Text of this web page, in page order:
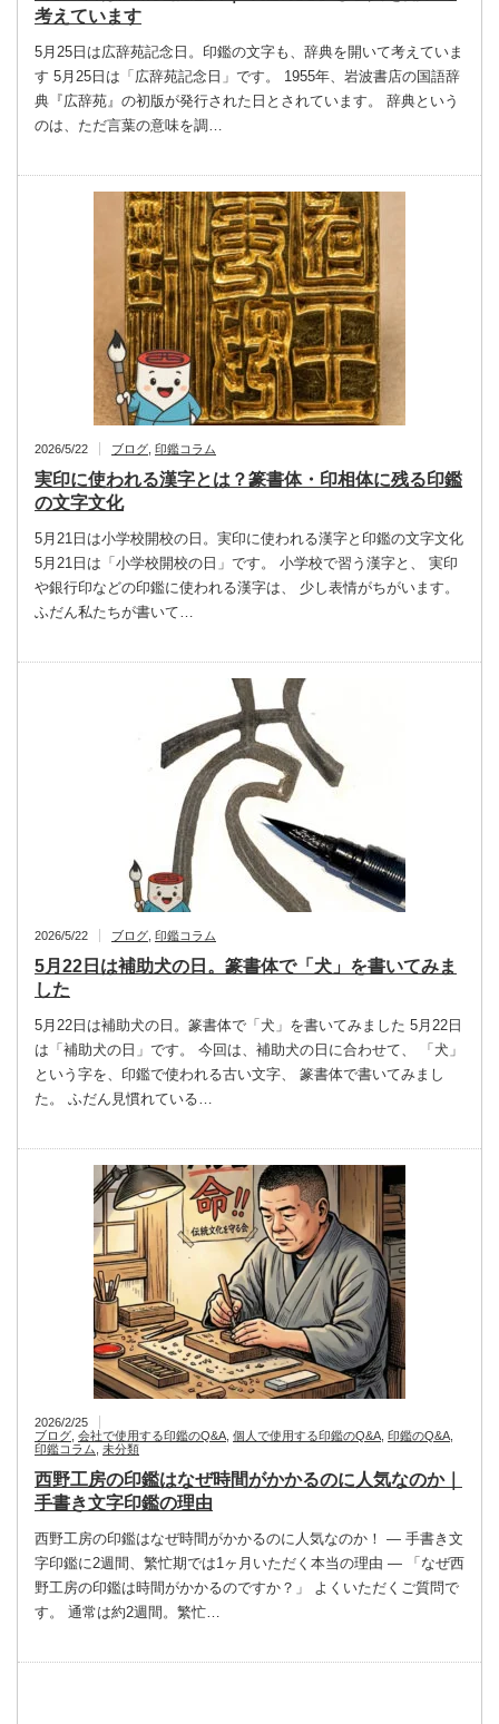
考えています
5月25日は広辞苑記念日。印鑑の文字も、辞典を開いて考えていま
す 5月25日は「広辞苑記念日」です。 1955年、岩波書店の国語辞
典『広辞苑』の初版が発行された日とされています。 辞典という
のは、ただ言葉の意味を調…
2026/5/22 ブログ 印鑑コラム
実印に使われる漢字とは？篆書体・印相体に残る印鑑
の文字文化
5月21日は小学校開校の日。実印に使われる漢字と印鑑の文字文化
5月21日は「小学校開校の日」です。 小学校で習う漢字と、 実印
や銀行印などの印鑑に使われる漢字は、 少し表情がちがいます。
ふだん私たちが書いて…
2026/5/22 ブログ 印鑑コラム
5月22日は補助犬の日。篆書体で「犬」を書いてみま
した
5月22日は補助犬の日。篆書体で「犬」を書いてみました 5月22日
は「補助犬の日」です。 今回は、補助犬の日に合わせて、 「犬」
という字を、印鑑で使われる古い文字、 篆書体で書いてみまし
た。 ふだん見慣れている…
2026/2/25
ブログ 会社で使用する印鑑のQ&A 個人で使用する印鑑のQ&A 印鑑のQ&A
印鑑コラム 未分類
西野工房の印鑑はなぜ時間がかかるのに人気なのか｜
手書き文字印鑑の理由
西野工房の印鑑はなぜ時間がかかるのに人気なのか！ ― 手書き文
字印鑑に2週間、繁忙期では1ヶ月いただく本当の理由 ― 「なぜ西
野工房の印鑑は時間がかかるのですか？」 よくいただくご質問で
す。 通常は約2週間。繁忙…